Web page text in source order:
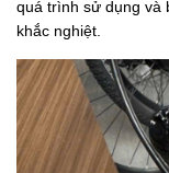
quá trình sử dụng và
khắc nghiệt.